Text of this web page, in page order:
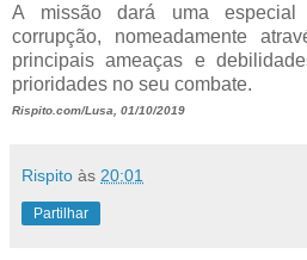
A missão dará uma
corrupção, nomeadamente
principais ameaças e
prioridades no seu combate.
Rispito.com/Lusa, 01/10/2019
Rispito às 20:01
Partilhar